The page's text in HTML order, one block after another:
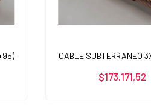
CABLE SUBTERRANEO
$173.171,52